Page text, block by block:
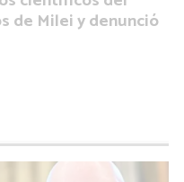
de Milei y denunció